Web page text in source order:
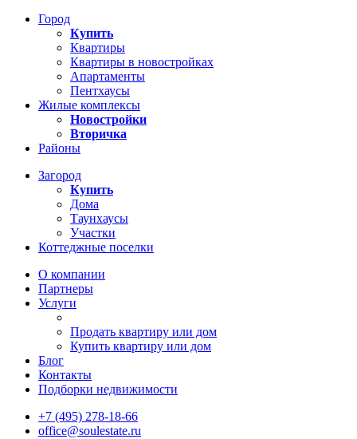
Город
Купить
Квартиры
Квартиры в новостройках
Апартаменты
Пентхаусы
Жилые комплексы
Новостройки
Вторичка
Районы
Загород
Купить
Дома
Таунхаусы
Участки
Коттеджные поселки
О компании
Партнеры
Услуги
Продать квартиру или дом
Купить квартиру или дом
Блог
Контакты
Подборки недвижимости
+7 (495) 278-18-66
office@soulestate.ru